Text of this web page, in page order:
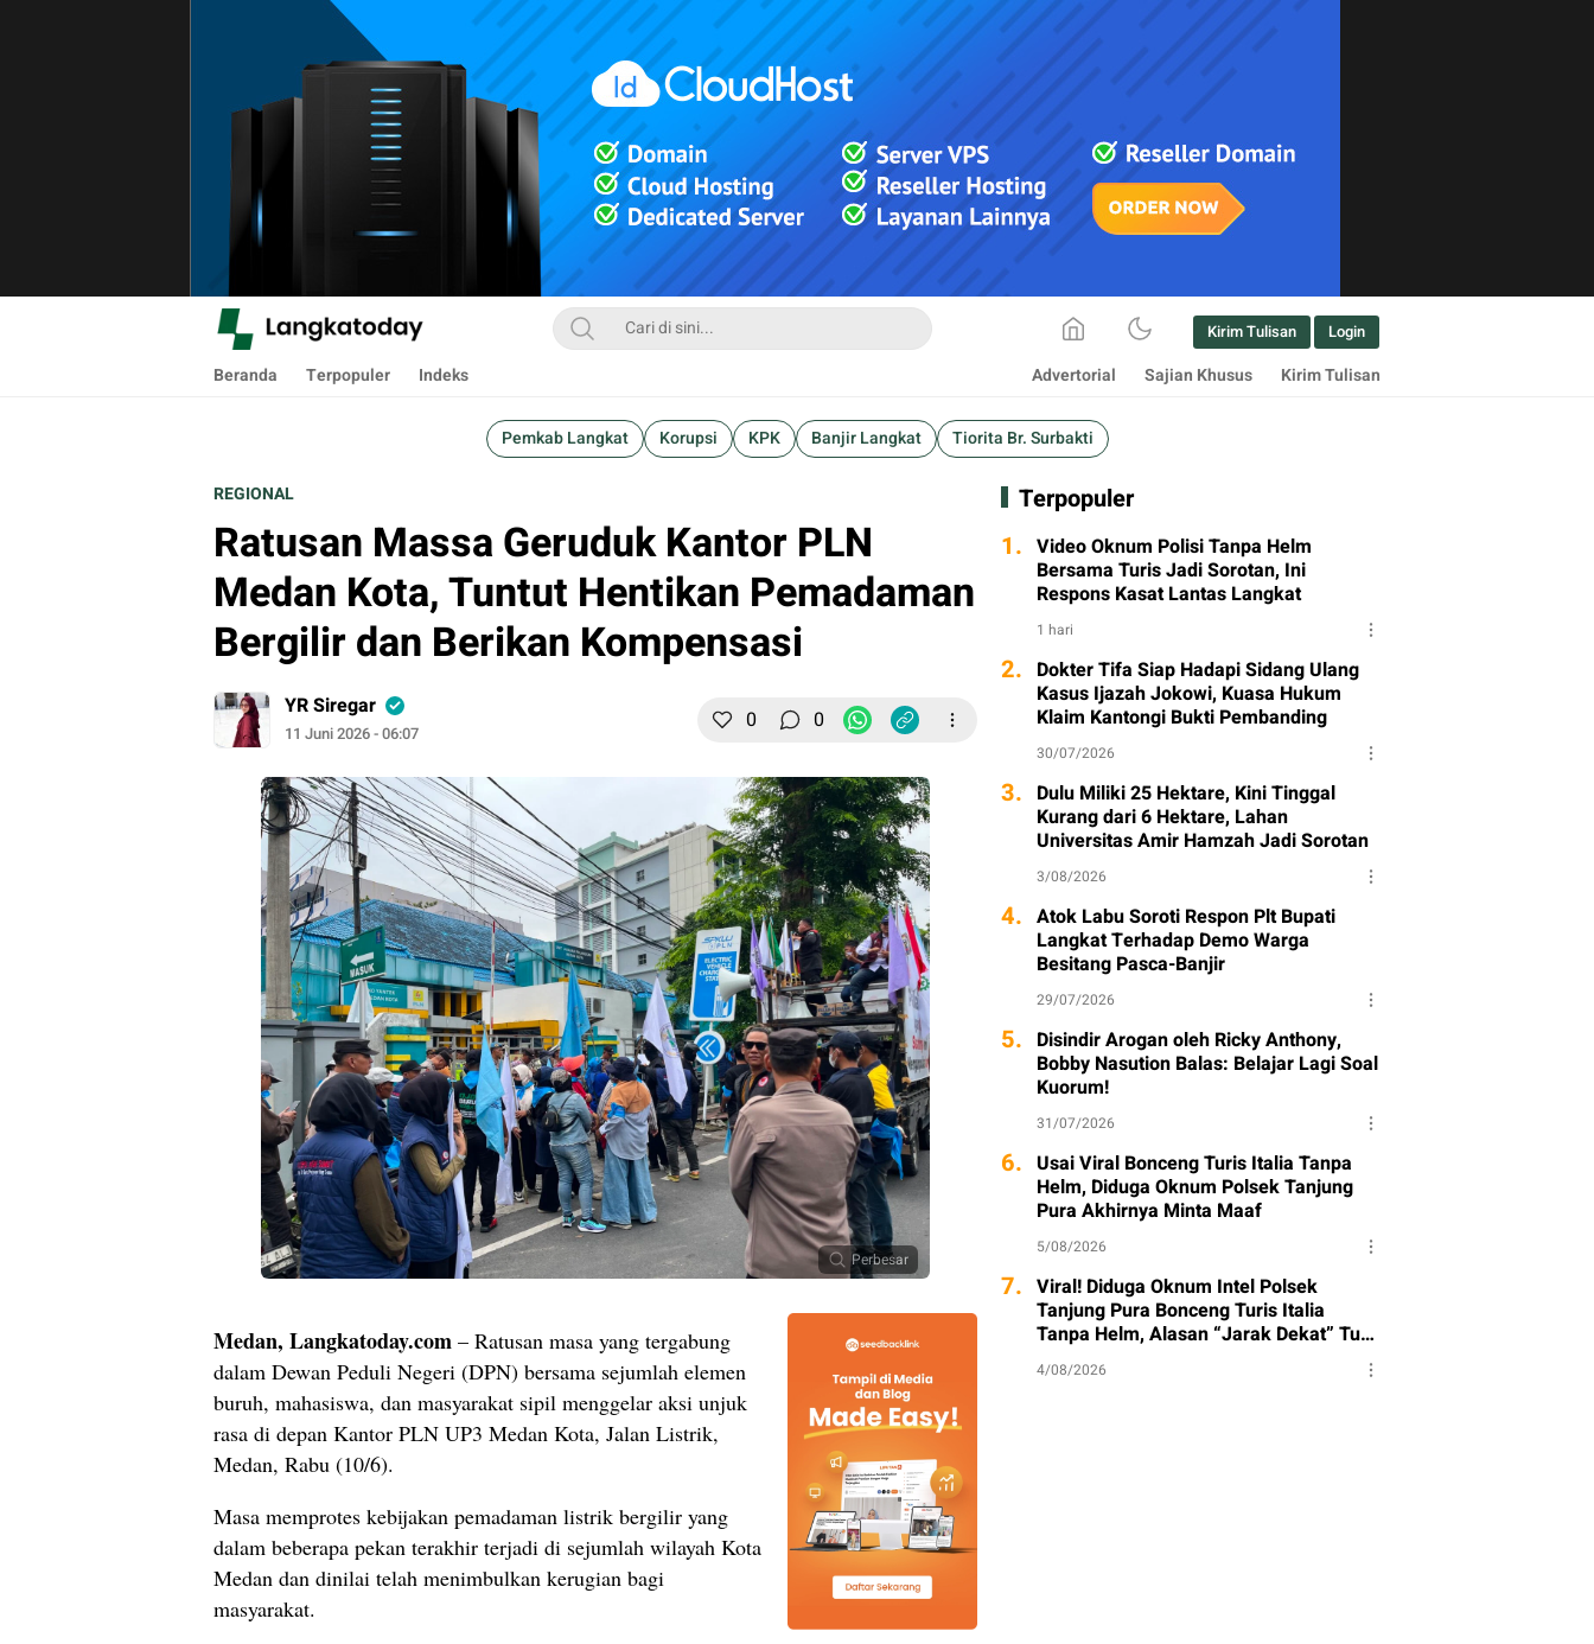
Langkatoday.com
Suara Lokal, Informasi Global
Kirim Tulisan Login
Beranda Terpopuler Indeks Advertorial Sajian Khusus Kirim Tulisan
Pemkab Langkat Korupsi KPK Banjir Langkat Tiorita Br. Surbakti
REGIONAL
Ratusan Massa Geruduk Kantor PLN
Medan Kota, Tuntut Hentikan Pemadaman
Bergilir dan Berikan Kompensasi
YR Siregar
11 Juni 2026 - 06:07 0 0
Perbesar
Medan, Langkatoday.com – Ratusan masa yang tergabung
dalam Dewan Peduli Negeri (DPN) bersama sejumlah elemen
buruh, mahasiswa, dan masyarakat sipil menggelar aksi unjuk
rasa di depan Kantor PLN UP3 Medan Kota, Jalan Listrik,
Medan, Rabu (10/6).
Masa memprotes kebijakan pemadaman listrik bergilir yang
dalam beberapa pekan terakhir terjadi di sejumlah wilayah Kota
Medan dan dinilai telah menimbulkan kerugian bagi
masyarakat.
Terpopuler
1. Video Oknum Polisi Tanpa Helm
Bersama Turis Jadi Sorotan, Ini
Respons Kasat Lantas Langkat
1 hari
2. Dokter Tifa Siap Hadapi Sidang Ulang
Kasus Ijazah Jokowi, Kuasa Hukum
Klaim Kantongi Bukti Pembanding
30/07/2026
3. Dulu Miliki 25 Hektare, Kini Tinggal
Kurang dari 6 Hektare, Lahan
Universitas Amir Hamzah Jadi Sorotan
3/08/2026
4. Atok Labu Soroti Respon Plt Bupati
Langkat Terhadap Demo Warga
Besitang Pasca-Banjir
29/07/2026
5. Disindir Arogan oleh Ricky Anthony,
Bobby Nasution Balas: Belajar Lagi Soal
Kuorum!
31/07/2026
6. Usai Viral Bonceng Turis Italia Tanpa
Helm, Diduga Oknum Polsek Tanjung
Pura Akhirnya Minta Maaf
5/08/2026
7. Viral! Diduga Oknum Intel Polsek
Tanjung Pura Bonceng Turis Italia
Tanpa Helm, Alasan “Jarak Dekat” Tuai
Sorotan
4/08/2026